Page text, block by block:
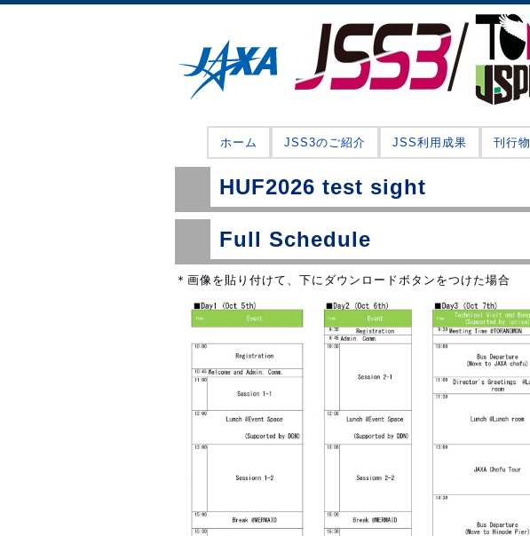
ホーム JSS3のご紹介 JSS利用成果 刊行物
HUF2026 test sight
Full Schedule
＊画像を貼り付けて、下にダウンロードボタンをつけた場合